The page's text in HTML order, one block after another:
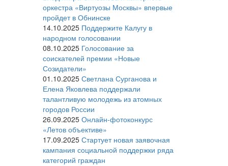
оркестра «Виртуозы Москвы» впервые
пройдет в Обнинске
14.10.2025 Поддержите Калугу в
народном голосовании
08.10.2025 Голосование за
соискателей премии «Новые
Созидатели»
01.10.2025 Светлана Сурганова и
Елена Яковлева поддержали
талантливую молодежь из атомных
городов России
26.09.2025 Онлайн-фотоконкурс
«Летов объективе»
17.09.2025 Стартует новая заявочная
кампания социальной поддержки ряда
категорий граждан